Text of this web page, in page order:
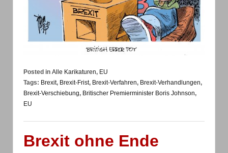
Posted in Alle Karikaturen, EU
Tags: Brexit, Brexit-Frist, Brexit-Verfahren, Brexit-Verhandlungen,
Brexit-Verschiebung, Britischer Premierminister Boris Johnson,
EU
Brexit ohne Ende